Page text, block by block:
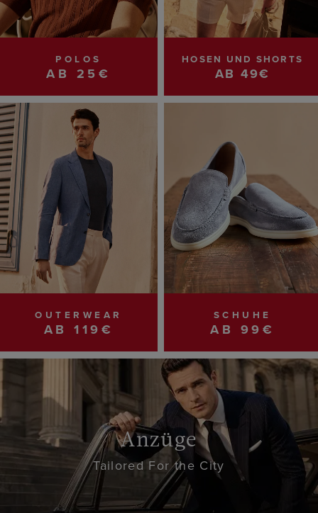
POLOS
AB 25€
HOSEN UND SHORTS
AB 49€
OUTERWEAR
AB 119€
SCHUHE
AB 99€
Anzüge
Tailored For the City